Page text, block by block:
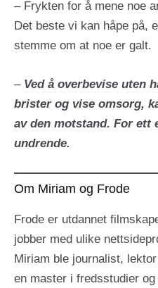
– Frykten for å mene noe
Det beste vi kan håpe på,
stemme om at noe er galt.
– Ved å overbevise uten
brister og vise omsorg,
av den motstand. For ett
undrende.
Om Miriam og Frode
Frode er utdannet
jobber med ulike
Miriam ble journalist,
en master i fredsstudier